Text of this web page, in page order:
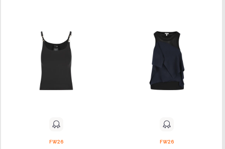
FW26 FW26